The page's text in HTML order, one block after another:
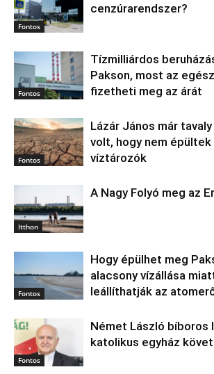
Fontos
cenzúrarendszer?
Fontos
Tízmilliárdos
Pakson, most az
fizetheti meg az árát
Fontos
Lázár János már
volt, hogy nem épültek
víztározók
Itthon
A Nagy Folyó meg az
Fontos
Hogy épülhet meg
alacsony vízállása
leállíthatják az
Fontos
Német László bíboros
katolikus egyház